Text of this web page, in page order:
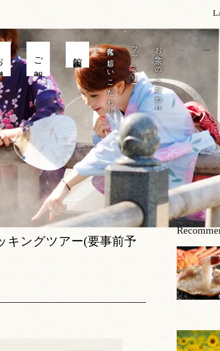
ご朝食 女性に嬉しいこだわり ファミリー旅行 お茶へのこだわり
レッキングツアー(要事前予約、先着30名）～兵庫県/新温泉町
キングツアー(要事前予